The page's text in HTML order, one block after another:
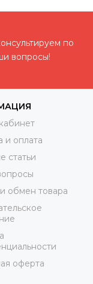
по
вопросы!
и оплата
статьи
обмен товара
оферта